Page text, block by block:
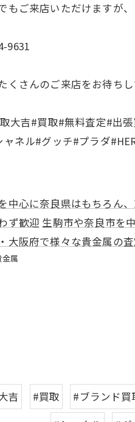
もご来店いただけますが
9631
くさんのご来店をお待ちし
大吉#買取#無料査定#出
ネル#グッチ#プラダ
中心に奈良県はもちろん
ず歓迎 生駒市や奈良市を
大阪府で様々な貴金属の
金属
吉 #買取 #ブランド買